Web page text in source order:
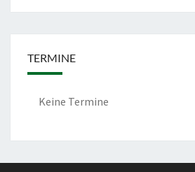
TERMINE
Keine Termine